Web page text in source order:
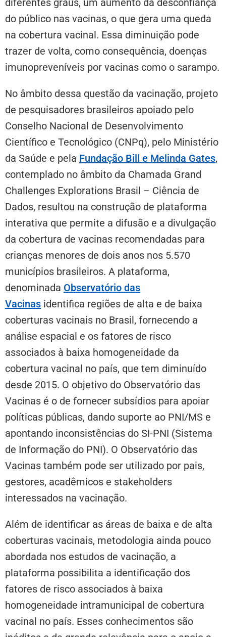
diferentes graus, um aumento da desconfiança
do público nas vacinas, o que gera uma queda
na cobertura vacinal. Essa diminuição pode
trazer de volta, como consequência, doenças
imunopreveníveis por vacinas como o sarampo.
No âmbito dessa questão da vacinação, projeto
de pesquisadores brasileiros apoiado pelo
Conselho Nacional de Desenvolvimento
Científico e Tecnológico (CNPq), pelo Ministério
da Saúde e pela Fundação Bill e Melinda Gates,
contemplado no âmbito da Chamada Grand
Challenges Explorations Brasil – Ciência de
Dados, resultou na construção de plataforma
interativa que permite a difusão e a divulgação
da cobertura de vacinas recomendadas para
crianças menores de dois anos nos 5.570
municípios brasileiros. A plataforma,
denominada Observatório das
Vacinas identifica regiões de alta e de baixa
coberturas vacinais no Brasil, fornecendo a
análise espacial e os fatores de risco
associados à baixa homogeneidade da
cobertura vacinal no país, que tem diminuído
desde 2015. O objetivo do Observatório das
Vacinas é o de fornecer subsídios para apoiar
políticas públicas, dando suporte ao PNI/MS e
apontando inconsistências do SI-PNI (Sistema
de Informação do PNI). O Observatório das
Vacinas também pode ser utilizado por pais,
gestores, acadêmicos e stakeholders
interessados na vacinação.
Além de identificar as áreas de baixa e de alta
coberturas vacinais, metodologia ainda pouco
abordada nos estudos de vacinação, a
plataforma possibilita a identificação dos
fatores de risco associados à baixa
homogeneidade intramunicipal de cobertura
vacinal no país. Esses conhecimentos são